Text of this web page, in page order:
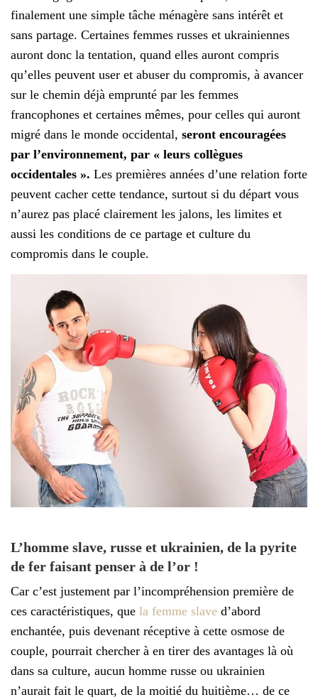
finalement une simple tâche ménagère sans intérêt et
sans partage. Certaines femmes russes et ukrainiennes
auront donc la tentation, quand elles auront compris
qu’elles peuvent user et abuser du compromis, à avancer
sur le chemin déjà emprunté par les femmes
francophones et certaines mêmes, pour celles qui auront
migré dans le monde occidental, seront encouragées
par l’environnement, par « leurs collègues
occidentales ». Les premières années d’une relation forte
peuvent cacher cette tendance, surtout si du départ vous
n’aurez pas placé clairement les jalons, les limites et
aussi les conditions de ce partage et culture du
compromis dans le couple.
L’homme slave, russe et ukrainien, de la pyrite
de fer faisant penser à de l’or !
Car c’est justement par l’incompréhension première de
ces caractéristiques, que la femme slave d’abord
enchantée, puis devenant réceptive à cette osmose de
couple, pourrait chercher à en tirer des avantages là où
dans sa culture, aucun homme russe ou ukrainien
n’aurait fait le quart, de la moitié du huitième… de ce